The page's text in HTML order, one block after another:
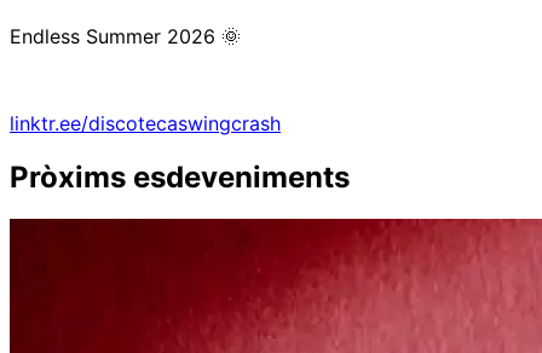
Endless Summer 2026 🌞
linktr.ee/discotecaswingcrash
Pròxims esdeveniments